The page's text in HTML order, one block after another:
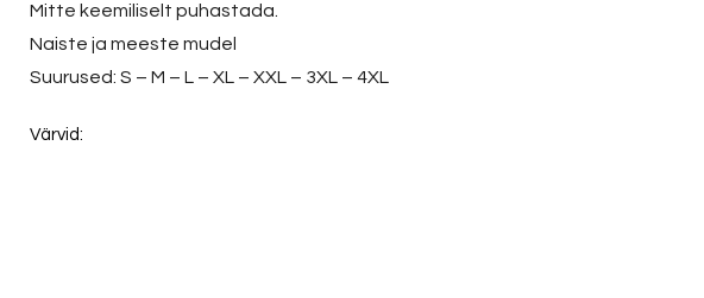
Mitte keemiliselt puhastada.
Naiste ja meeste mudel
Suurused: S – M – L – XL – XXL – 3XL – 4XL
Värvid: